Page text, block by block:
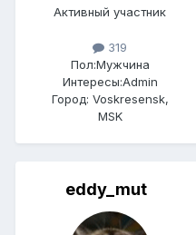
Активный участник
319
Пол:Мужчина
Интересы:Admin
Город: Voskresensk,
MSK
eddy_mut